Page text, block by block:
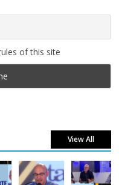
of this site
View All